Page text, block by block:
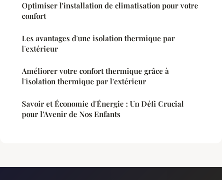
Optimiser l'installation de climatisation pour votre
confort
Les avantages d'une isolation thermique par
l'extérieur
Améliorer votre confort thermique grâce à
l'isolation thermique par l'extérieur
Savoir et Économie d'Énergie : Un Défi Crucial
pour l'Avenir de Nos Enfants